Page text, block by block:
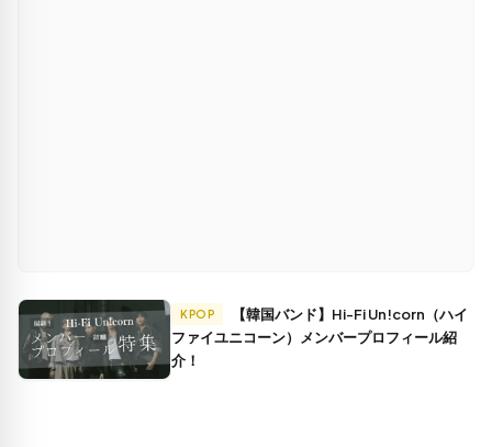
KPOP
ファイユニコーン）メンバープロフィール紹
介！